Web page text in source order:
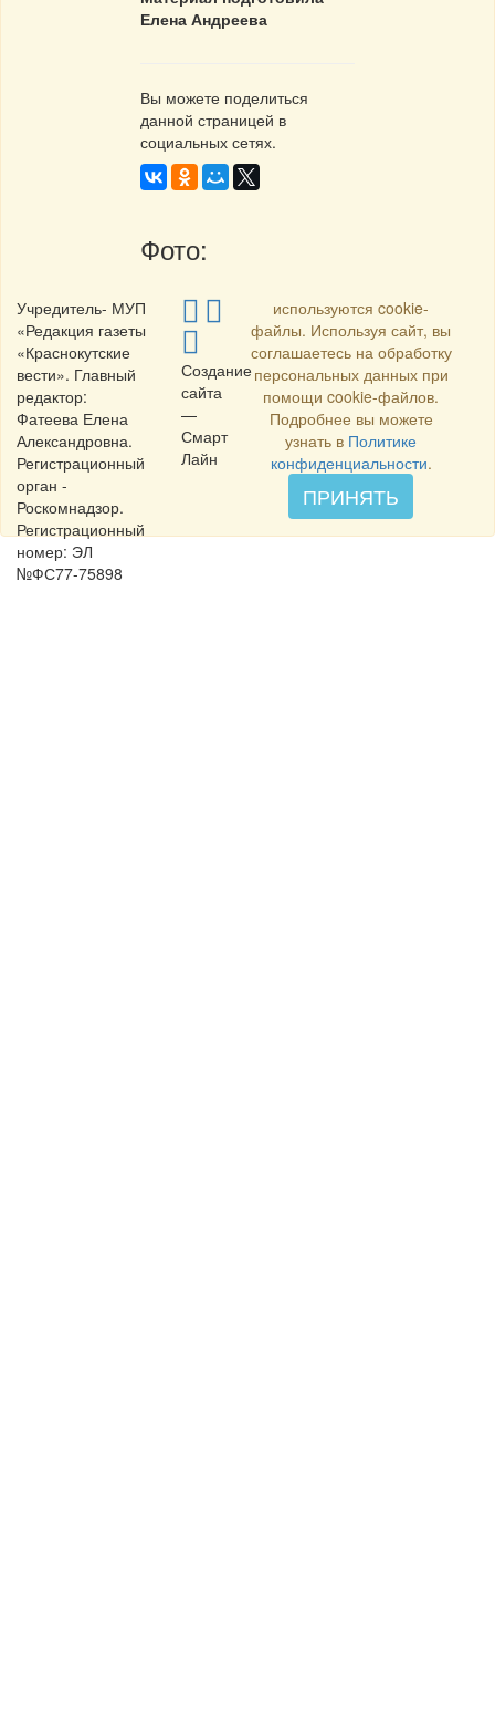
Елена Андреева
Вы можете поделиться
данной страницей в
социальных сетях.
Фото:
Учредитель- МУП
«Редакция газеты
«Краснокутские
вести». Главный
редактор:
Фатеева Елена
Александровна.
Регистрационный
орган -
Роскомнадзор.
Регистрационный
номер: ЭЛ
№ФС77-75898
Создание
сайта
—
Смарт
Лайн
используются cookie-
файлы. Используя сайт, вы
соглашаетесь на обработку
персональных данных при
помощи cookie-файлов.
Подробнее вы можете
узнать в Политике
конфиденциальности.
ПРИНЯТЬ